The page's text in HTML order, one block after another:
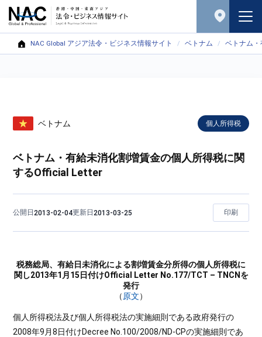
NAC Global アジア法令・ビジネス情報サイト ベトナム ベトナム・
ベトナム 個人所得税
ベトナム・有給未消化割増賃金の個人所得税に関
するOfficial Letter
公開日2013-02-04更新日2013-03-25 印刷
税務総局、有給日未消化による割増賃金分所得の個人所得税に
関し2013年1月15日付けOfficial Letter No.177/TCT – TNCNを
発行
（ 原文）
個人所得税法及び個人所得税法の実施細則である政府発行の
2008年9月8日付けDecree No.100/2008/ND-CPの実施細則であ